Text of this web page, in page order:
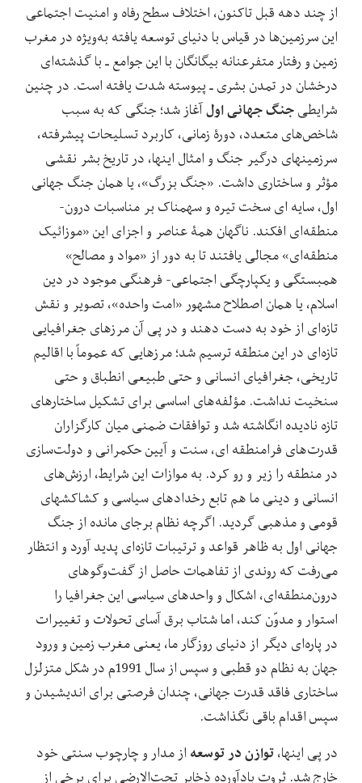
از چند دهه قبل تاکنون، اختلاف سطح رفاه و امنیت اجتماعی
این سرزمین‌ها در قیاس با دنیای توسعه یافته به‌ویژه در مغرب
زمین و رفتار متفرعنانه بیگانگان با این جوامع ـ با گذشته‌ای
درخشان در تمدن بشری ـ پیوسته شدت یافته است. در چنین
شرایطیجنگ جهانی اولآغاز شد؛ جنگی که به سبب
شاخص‌های متعدد، دورۀ زمانی، کاربرد تسلیحات پیشرفته،
سرزمین‏های درگیر جنگ و امثال اینها، در تاریخ بشر نقشی
مؤثر و ساختاری داشت. «جنگ بزرگ»، یا همان جنگ جهانی
اول، سایه ‏ای سخت تیره و سهمناک بر مناسبات درون‏-
منطقه‌ای افکند. ناگهان همۀ عناصر و اجزای این «موزائیک
منطقه‌ای» مجالی یافتند تا به دور از «مواد و مصالح»
همبستگی و یکپارچگی اجتماعی- فرهنگی موجود در دین
اسلام، یا همان اصطلاح مشهور «امت واحده»، تصویر و نقش
تازه‌ای از خود به دست دهند و در پی آن مرزهای جغرافیایی
تازه‌ای در این منطقه ترسیم شد؛ مرزهایی که عموماً با اقالیم
تاریخی، جغرافیای انسانی و حتی طبیعی انطباق و حتی
سنخیت نداشت. مؤلفه‌های اساسی برای تشکیل ساختارهای
تازه نادیده انگاشته شد و توافقات ضمنی میان کارگزاران
قدرت‌های فرامنطقه ‏ای، سنت و آیین حکمرانی و دولت‌سازی
در منطقه را زیر و رو کرد. به موازات این شرایط، ارزش‌های
انسانی و دینی ما هم تابع رخدادهای سیاسی و کشاکش‏های
قومی و مذهبی گردید. اگرچه نظام برجای مانده از جنگ
جهانی اول به ظاهر قواعد و ترتیبات تازه‌ای پدید آورد و انتظار
می‌رفت که روندی از تفاهمات حاصل از گفت‌وگوهای
درون‌منطقه‌ای، اشکال و واحدهای سیاسی این جغرافیا را
استوار و مدوّن کند، اما شتاب برق آسای تحولات و تغییرات
در پاره‌ای دیگر از دنیای روزگار ما، یعنی مغرب زمین و ورود
جهان به نظام دو قطبی و سپس از سال 1991م در شکل متزلزل
ساختاری فاقد قدرت جهانی، چندان فرصتی برای اندیشیدن و
سپس اقدام باقی نگذاشت.
در پی اینها،توازن در توسعه از مدار و چارچوب سنتی خود
خارج شد. ثروت بادآورده ذخایر تحت‌الارضی برای برخی از